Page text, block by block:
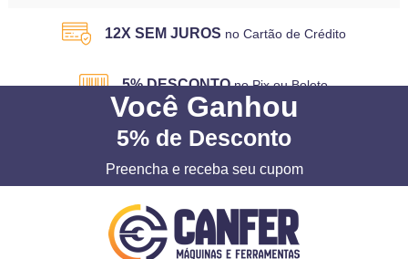
12X SEM JUROS no Cartão de Crédito
5% DESCONTO no Pix ou Boleto
Você Ganhou
5% de Desconto
Preencha e receba seu cupom